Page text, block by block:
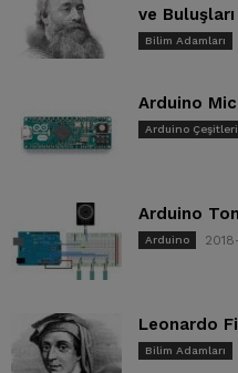
ve Buluşları
Bilim Adamları
Arduino
Arduino Çeşitleri
Arduino
Arduino
Leonardo
Bilim Adamları